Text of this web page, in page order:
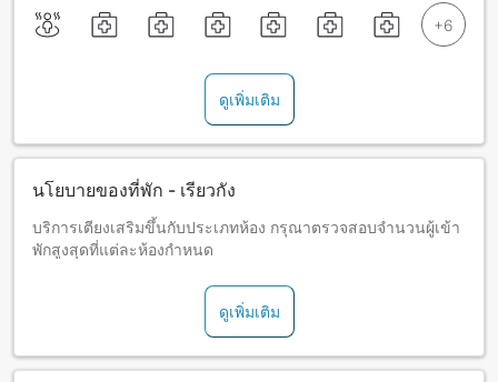
ดูเพิ่มเติม
นโยบายของที่พัก - เรียวกัง
บริการเตียงเสริมขึ้นกับประเภทห้อง กรุณาตรวจสอบจำนวนผู้เข้า
พักสูงสุดที่แต่ละห้องกำหนด
ดูเพิ่มเติม